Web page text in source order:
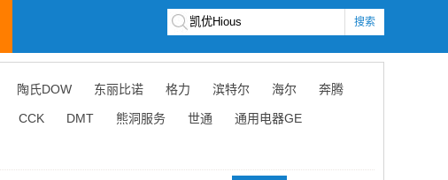
搜索
陶氏DOW 东丽比诺 格力 滨特尔 海尔 奔腾
CCK DMT 熊洞服务 世通 通用电器GE